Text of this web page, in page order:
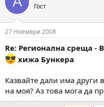
Гост
27 Ноември 2008
Re: Регионална среща -
хижа Бункера
Казвайте дали има други
на моя? Аз това мога да